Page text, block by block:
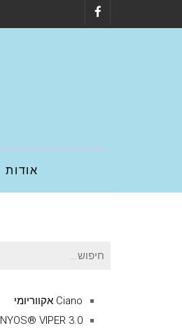
אודות
חיפוש
Ciano אקווריומי
NYOS® VIPER 3.0